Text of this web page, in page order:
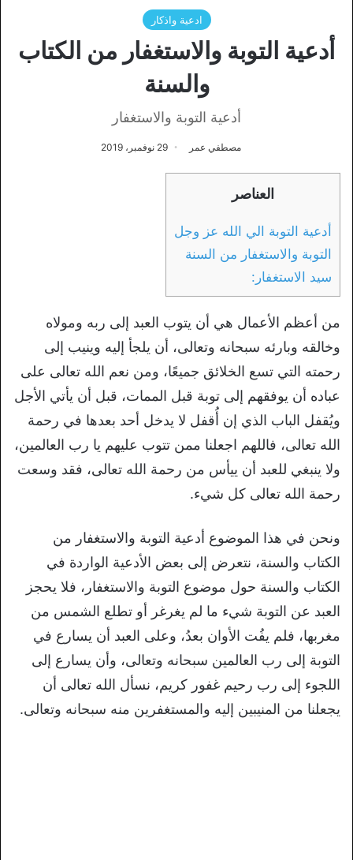
ادعية واذكار
أدعية التوبة والاستغفار من الكتاب
والسنة
أدعية التوبة والاستغفار
مصطفي عمر 29 نوفمبر، 2019
العناصر
أدعية التوبة الي الله عز وجل
التوبة والاستغفار من السنة
سيد الاستغفار:
من أعظم الأعمال هي أن يتوب العبد إلى ربه ومولاه
وخالقه وبارئه سبحانه وتعالى، أن يلجأ إليه وينيب إلى
رحمته التي تسع الخلائق جميعًا، ومن نعم الله تعالى على
عباده أن يوفقهم إلى توبة قبل الممات، قبل أن يأتي الأجل
ويُقفل الباب الذي إن أُقفل لا يدخل أحد بعدها في رحمة
الله تعالى، فاللهم اجعلنا ممن تتوب عليهم يا رب العالمين،
ولا ينبغي للعبد أن ييأس من رحمة الله تعالى، فقد وسعت
رحمة الله تعالى كل شيء.
ونحن في هذا الموضوع أدعية التوبة والاستغفار من
الكتاب والسنة، نتعرض إلى بعض الأدعية الواردة في
الكتاب والسنة حول موضوع التوبة والاستغفار، فلا يحجز
العبد عن التوبة شيء ما لم يغرغر أو تطلع الشمس من
مغربها، فلم يفُت الأوان بعدُ، وعلى العبد أن يسارع في
التوبة إلى رب العالمين سبحانه وتعالى، وأن يسارع إلى
اللجوء إلى رب رحيم غفور كريم، نسأل الله تعالى أن
يجعلنا من المنيبين إليه والمستغفرين منه سبحانه وتعالى.